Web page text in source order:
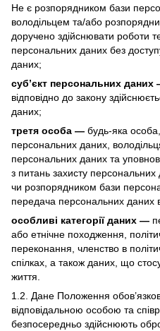
Не є розпорядником бази
володільцем та/або
доручено здійснювати роботи
персональних даних без
даних;
суб’єкт персональних даних
відповідно до закону
даних;
третя особа — будь-яка
персональних даних,
персональних даних та
з питань захисту персональних
чи розпорядником бази
передача персональних даних
особливі категорії даних —
або етнічне походження,
переконання, членство в
спілках, а також даних, що
життя.
1.2. Дане Положення
відповідальною особою та
безпосередньо здійснюють